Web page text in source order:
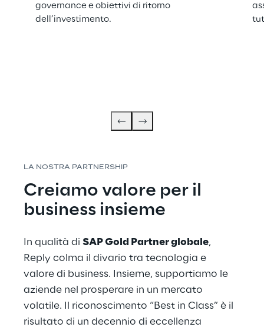
governance e obiettivi di ritorno
dell’investimento.
LA NOSTRA PARTNERSHIP
Creiamo valore per il
business insieme
In qualità di SAP Gold Partner globale,
Reply colma il divario tra tecnologia e
valore di business. Insieme, supportiamo le
aziende nel prosperare in un mercato
volatile. Il riconoscimento “Best in Class” è il
risultato di un decennio di eccellenza